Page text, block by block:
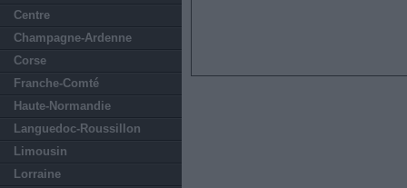
Centre
Champagne-Ardenne
Corse
Franche-Comté
Haute-Normandie
Languedoc-Roussillon
Limousin
Lorraine